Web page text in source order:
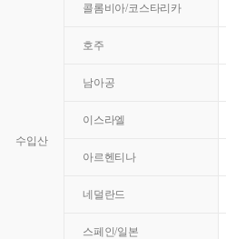
수입산
콜롬비아/코스타리카
호주
남아공
이스라엘
아르헨티나
네덜란드
스페인/일본